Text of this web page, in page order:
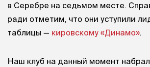
в Серебре на седьмом месте.
ради отметим, что они уступили
таблицы — кировскому «Динамо»
Наш клуб на данный момент набрал